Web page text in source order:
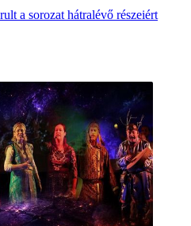
a sorozat hátralévő részeiért